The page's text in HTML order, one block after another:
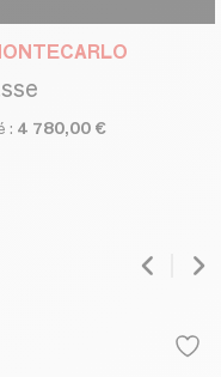
: 4 780,00 €